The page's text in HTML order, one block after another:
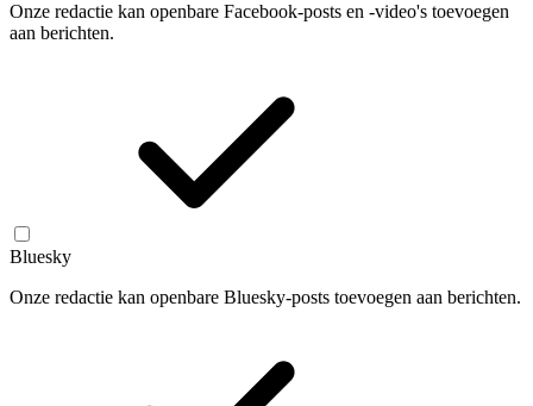
Onze redactie kan openbare Facebook-posts en -video's toevoegen
aan berichten.
Bluesky
Onze redactie kan openbare Bluesky-posts toevoegen aan berichten.